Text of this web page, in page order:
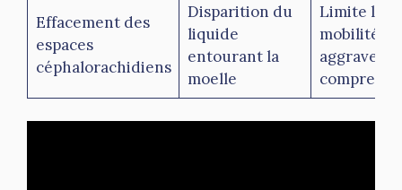
Effacement des
espaces
céphalorachidiens
Disparition du
liquide
entourant la
moelle
Limite la
mobilité et
aggrave la